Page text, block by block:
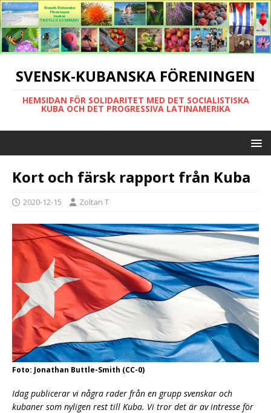
SVENSK-KUBANSKA FÖRENINGEN
HEMSIDAN FÖR SOLIDARITET MED DET SOCIALISTISKA
KUBA OCH DET PROGRESSIVA LATINAMERIKA
Kort och färsk rapport från Kuba
2020-12-15 Zoltan T
Foto: Jonathan Buttle-Smith (CC-0)
Idag publicerar vi några rader från en grupp svenskar och
kubaner som nyligen rest till Kuba. Vi tror det är av intresse för